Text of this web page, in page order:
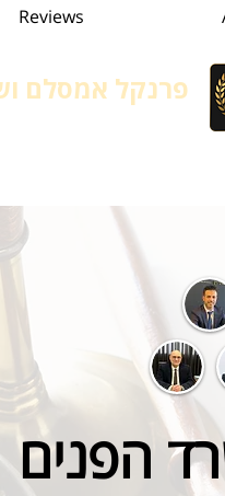
Reviews
פרנקל אמסלם
הפנים